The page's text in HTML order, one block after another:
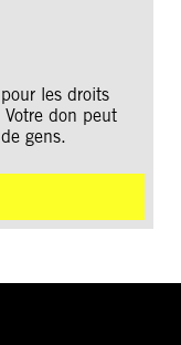
les droits
don peut
gens.